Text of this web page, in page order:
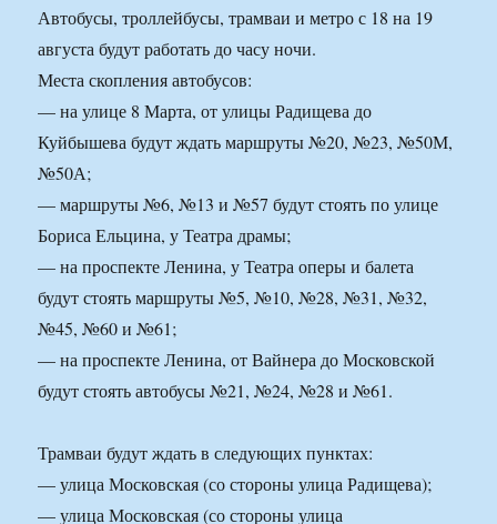
Автобусы, троллейбусы, трамваи и метро с 18 на 19
августа будут работать до часу ночи.
Места скопления автобусов:
— на улице 8 Марта, от улицы Радищева до
Куйбышева будут ждать маршруты №20, №23, №50М,
№50А;
— маршруты №6, №13 и №57 будут стоять по улице
Бориса Ельцина, у Театра драмы;
— на проспекте Ленина, у Театра оперы и балета
будут стоять маршруты №5, №10, №28, №31, №32,
№45, №60 и №61;
— на проспекте Ленина, от Вайнера до Московской
будут стоять автобусы №21, №24, №28 и №61.
Трамваи будут ждать в следующих пунктах:
— улица Московская (со стороны улица Радищева);
— улица Московская (со стороны улица